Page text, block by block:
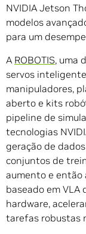
NVIDIA Jetson
modelos
para um
A ROBOTIS, uma
servos
manipuladores,
aberto e kits
pipeline de
tecnologias
geração de
conjuntos de
aumento e então
baseado em
hardware,
tarefas robustas